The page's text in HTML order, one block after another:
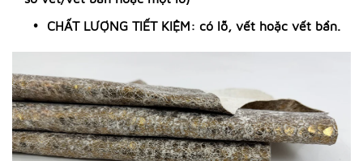
CHẤT LƯỢNG TIẾT KIỆM: có lỗ, vết hoặc vết bẩn.